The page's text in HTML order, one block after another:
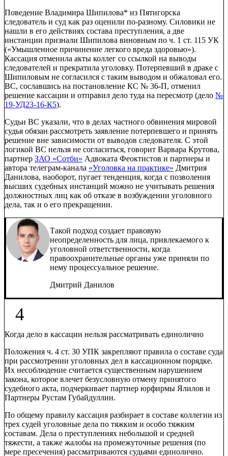
Поведение Владимира Шипилова* из Пятигорска
следователь и суд как раз оценили по-разному. Силовики не
нашли в его действиях состава преступления, а две
инстанции признали Шипилова виновным по ч. 1 ст. 115 УК
(«Умышленное причинение легкого вреда здоровью»).
Кассация отменила акты коллег со ссылкой на выводы
следователей и прекратила уголовку. Потерпевший в драке с
Шипиловым не согласился с таким выводом и обжаловал его.
ВС, сославшись на постановление КС № 36-П, отменил
решение кассации и отправил дело туда на пересмотр (дело №
19-УД23-16-К5).
Судьи ВС указали, что в делах частного обвинения мировой
судья обязан рассмотреть заявление потерпевшего и принять
решение вне зависимости от выводов следователя. С этой
логикой ВС нельзя не согласиться, говорит Варвара Крутова,
партнер ЗАО «Сотби» Адвоката Феоктистов и партнеры и
автора телеграм-канала «Уголовка на практике» Дмитрия
Данилова, наоборот, пугает тенденция, когда с позволения
высших судебных инстанций можно не учитывать решения
должностных лиц как об отказе в возбуждении уголовного
дела, так и о его прекращении.
Такой подход создает правовую
неопределенность для лица, привлекаемого к
уголовной ответственности, когда
правоохранительные органы уже приняли по
нему процессуальное решение.
Дмитрий Данилов
4
Когда дело в кассации нельзя рассматривать единолично
Положения ч. 4 ст. 30 УПК закрепляют правила о составе суда
при рассмотрении уголовных дел в кассационном порядке.
Их несоблюдение считается существенным нарушением
закона, которое влечет безусловную отмену принятого
судебного акта, подчеркивает партнер юрфирмы Ялилов и
Партнеры Рустам Губайдуллин.
По общему правилу кассация разбирает в составе коллегии из
трех судей уголовные дела по тяжким и особо тяжким
составам. Дела о преступлениях небольшой и средней
тяжести, а также жалобы на промежуточные решения (по
мере пресечения) рассматриваются судьями единолично.